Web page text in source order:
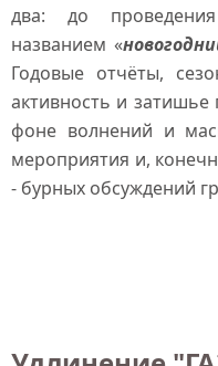
два: до
названием «
Годовые отчёты,
активность и затишье
фоне волнений и
мероприятия и,
- бурных обсуждений